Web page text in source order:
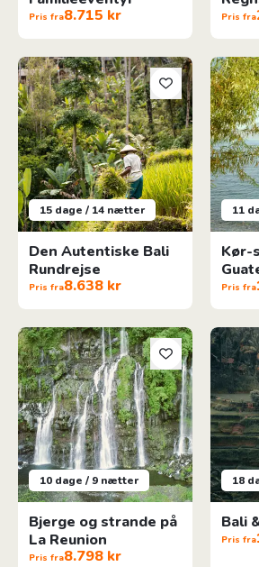
Pris fra8.715 kr Pris fra
15 dage / 14 nætter
Den Autentiske Bali
Rundrejse
Pris fra8.638 kr
Den Autentiske Bali Rundrejse
11
Kør-
Pris fra
Kør-
10 dage / 9 nætter
Bjerge og strande på
La Reunion
Pris fra8.798 kr
Bjerge og strande på La Reunion
18
Bali
Pris fra
Bali &